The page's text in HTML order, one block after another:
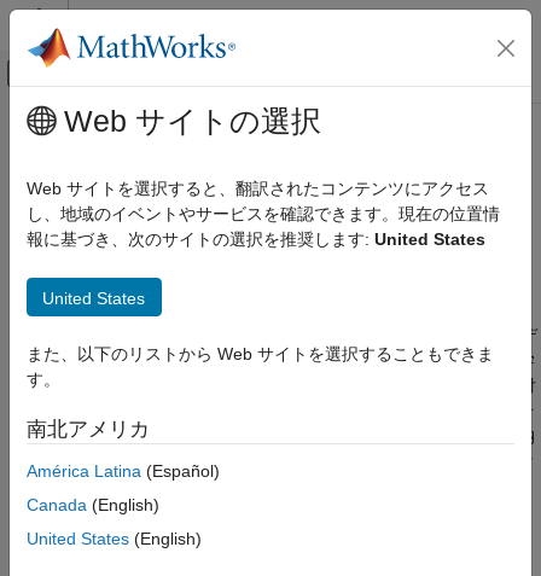
コンテンツへスキップ
オフキャンバス ナビゲーション メ
ドキュメンテーションのホーム
Computer Vision Toolbox
3 次元ビジョン
項目一覧
説明
プロパティ
オブジェクト関数
例
ヒント
メインコンテンツ
pointCloud
3 次元点群を格納するオブジェクト
説明
オブジェクトは、3 次元座標系の一連の点から点群デ
ータを作成します。点は通常、サンプル表面または環境の幾何学
的座標
を表します。各点を RGB カラーなどの付
プロパテ
ィにリストされているプロパティをもつオブジェクトとして格納
されます。
オブジェクト関数
を使用して、目的の点を点群データ
から取得、選択、および削除します。
作成
Web サイトの選択
Web サイトを選択すると、翻訳されたコンテンツにアクセス
し、地域のイベントやサービスを確認できます。現在の位置情
報に基づき、次のサイトの選択を推奨します: United States
United States
また、以下のリストから Web サイトを選択することもできま
す。
南北アメリカ
América Latina (Español)
Canada (English)
United States (English)